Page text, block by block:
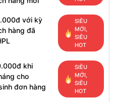
với kỳ
hàng đã
SIÊU
MỚI,
SIÊU
HOT
khi
cho
đơn hàng
SIÊU
MỚI,
SIÊU
HOT